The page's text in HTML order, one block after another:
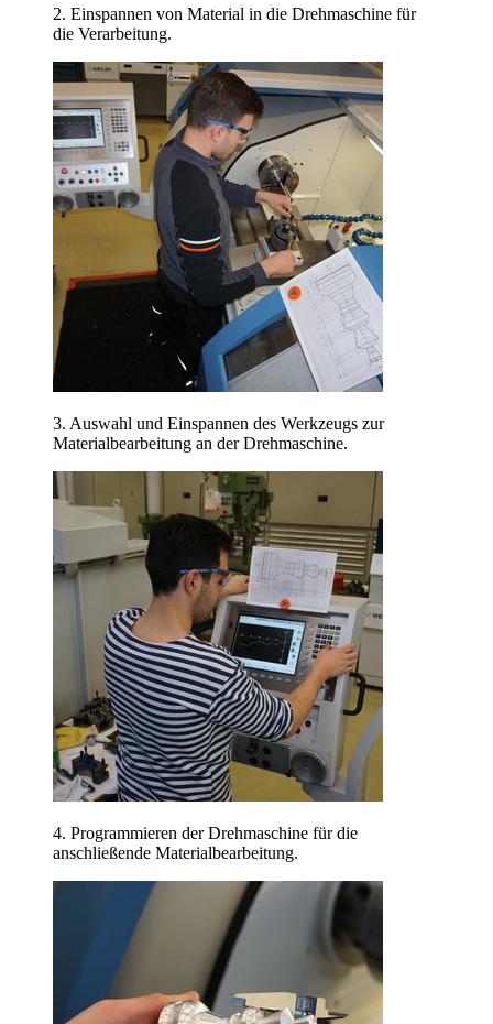
2. Einspannen von Material in die Drehmaschine für
die Verarbeitung.
3. Auswahl und Einspannen des Werkzeugs zur
Materialbearbeitung an der Drehmaschine.
4. Programmieren der Drehmaschine für die
anschließende Materialbearbeitung.